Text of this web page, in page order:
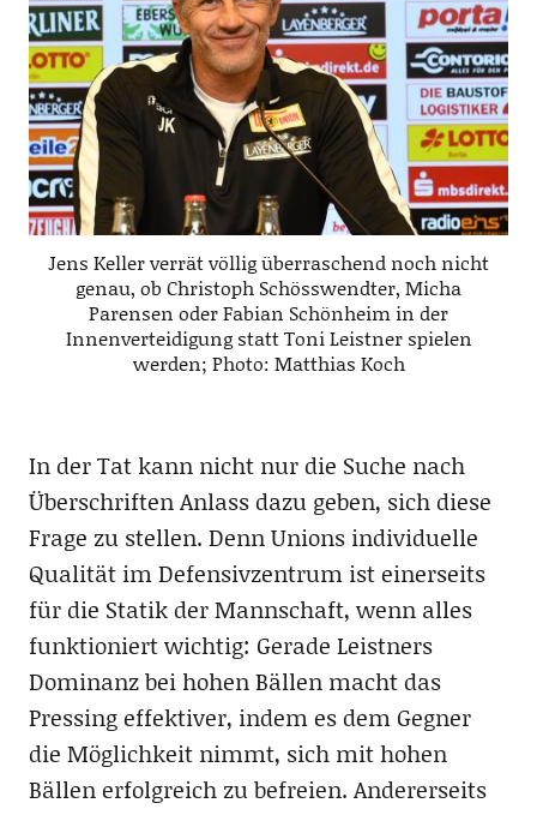
Jens Keller verrät völlig überraschend noch nicht
genau, ob Christoph Schösswendter, Micha
Parensen oder Fabian Schönheim in der
Innenverteidigung statt Toni Leistner spielen
werden; Photo: Matthias Koch
In der Tat kann nicht nur die Suche nach
Überschriften Anlass dazu geben, sich diese
Frage zu stellen. Denn Unions individuelle
Qualität im Defensivzentrum ist einerseits
für die Statik der Mannschaft, wenn alles
funktioniert wichtig: Gerade Leistners
Dominanz bei hohen Bällen macht das
Pressing effektiver, indem es dem Gegner
die Möglichkeit nimmt, sich mit hohen
Bällen erfolgreich zu befreien. Andererseits